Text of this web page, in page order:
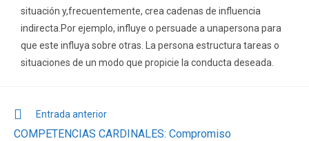
situación y,frecuentemente, crea cadenas de influencia
indirecta.Por ejemplo, influye o persuade a unapersona para
que este influya sobre otras. La persona estructura tareas o
situaciones de un modo que propicie la conducta deseada.
Entrada anterior
COMPETENCIAS CARDINALES: Compromiso